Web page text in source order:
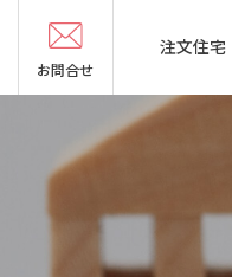
お問合せ
注文住宅